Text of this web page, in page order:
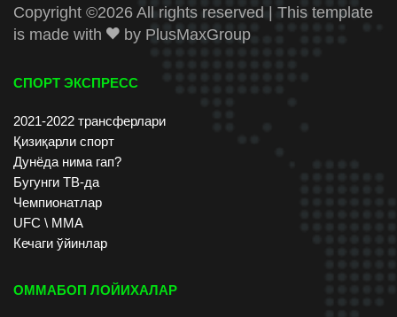
Copyright ©2026 All rights reserved | This template
is made with
by PlusMaxGroup
СПОРТ ЭКСПРЕСС
2021-2022 трансферлари
Қизиқарли спорт
Дунёда нима гап?
Бугунги ТВ-да
Чемпионатлар
UFC \ ММА
Кечаги ўйинлар
ОММАБОП ЛОЙИХАЛАР